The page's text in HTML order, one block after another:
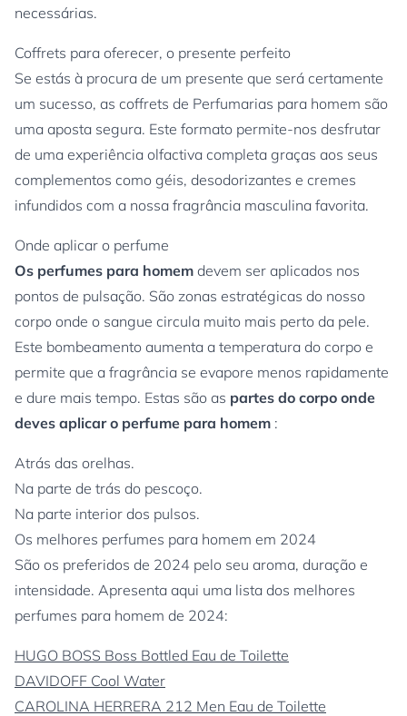
necessárias.
Coffrets para oferecer, o presente perfeito
Se estás à procura de um presente que será certamente
um sucesso, as coffrets de Perfumarias para homem são
uma aposta segura. Este formato permite-nos desfrutar
de uma experiência olfactiva completa graças aos seus
complementos como géis, desodorizantes e cremes
infundidos com a nossa fragrância masculina favorita.
Onde aplicar o perfume
Os perfumes para homem devem ser aplicados nos
pontos de pulsação. São zonas estratégicas do nosso
corpo onde o sangue circula muito mais perto da pele.
Este bombeamento aumenta a temperatura do corpo e
permite que a fragrância se evapore menos rapidamente
e dure mais tempo. Estas são as partes do corpo onde
deves aplicar o perfume para homem :
Atrás das orelhas.
Na parte de trás do pescoço.
Na parte interior dos pulsos.
Os melhores perfumes para homem em 2024
São os preferidos de 2024 pelo seu aroma, duração e
intensidade. Apresenta aqui uma lista dos melhores
perfumes para homem de 2024:
HUGO BOSS Boss Bottled Eau de Toilette
DAVIDOFF Cool Water
CAROLINA HERRERA 212 Men Eau de Toilette